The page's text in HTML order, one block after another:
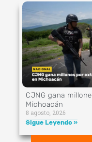
CJNG gana
Michoacán
8 agosto, 2026
Sigue Leyendo »